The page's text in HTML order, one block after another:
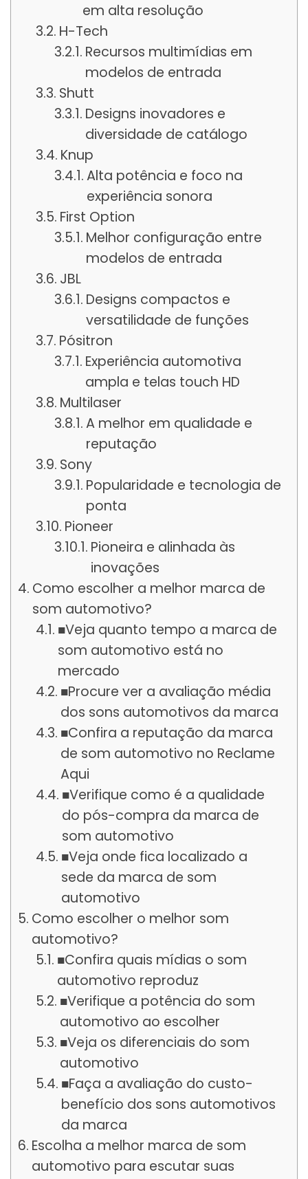
em alta resolução
H-Tech
Recursos multimídias em
modelos de entrada
Shutt
Designs inovadores e
diversidade de catálogo
Knup
Alta potência e foco na
experiência sonora
First Option
Melhor configuração entre
modelos de entrada
JBL
Designs compactos e
versatilidade de funções
Pósitron
Experiência automotiva
ampla e telas touch HD
Multilaser
A melhor em qualidade e
reputação
Sony
Popularidade e tecnologia de
ponta
Pioneer
Pioneira e alinhada às
inovações
Como escolher a melhor marca de
som automotivo?
■Veja quanto tempo a marca de
som automotivo está no
mercado
■Procure ver a avaliação média
dos sons automotivos da marca
■Confira a reputação da marca
de som automotivo no Reclame
Aqui
■Verifique como é a qualidade
do pós-compra da marca de
som automotivo
■Veja onde fica localizado a
sede da marca de som
automotivo
Como escolher o melhor som
automotivo?
■Confira quais mídias o som
automotivo reproduz
■Verifique a potência do som
automotivo ao escolher
■Veja os diferenciais do som
automotivo
■Faça a avaliação do custo-
benefício dos sons automotivos
da marca
Escolha a melhor marca de som
automotivo para escutar suas